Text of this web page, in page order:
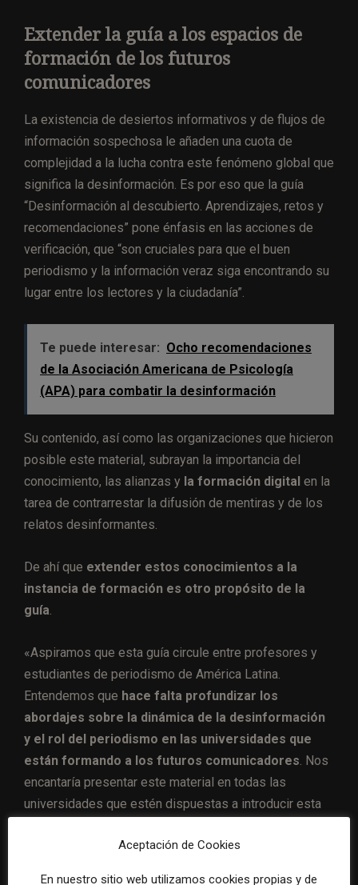
Extender la guía a los espacios de
formación de los futuros
comunicadores
La existencia de desiertos informativos y de flujos de
información sospechosa le añaden una cuota de
complejidad a la lucha contra este fenómeno global que
significa la desinformación. Es por eso que la guía
“Desinformación al descubierto. Aprendizajes, retos y
recomendaciones” pone énfasis en las acciones de
verificación, que “son cruciales para que el buen
periodismo y la información veraz siga encontrando su
lugar entre los lectores y la ciudadanía”.
Te puede interesar: Ocho recomendaciones
de la Asociación Americana de Psicología
(APA) para combatir la desinformación
Su contenido, así como las organizaciones que hicieron
posible este material, subrayan la importancia del
conocimiento, las alianzas y la formación digital en la
tarea de contrarrestar la difusión de mentiras y de los
relatos desinformantes.
De ahí que extender estos conocimientos a la
instancia de formación es otro propósito de la
guía
«Aspiramos que esta guía circule entre profesores y
estudiantes de periodismo de América Latina.
Entendemos que hace falta profundizar los
abordajes sobre la dinámica de la desinformación
y el rol del periodismo en las universidades que
están formando a los futuros comunicadores . Nos
encantaría presentar este material en todas las
universidades que estén dispuestas a introducir esta
Aceptación de Cookies
En nuestro sitio web utilizamos cookies propias y de